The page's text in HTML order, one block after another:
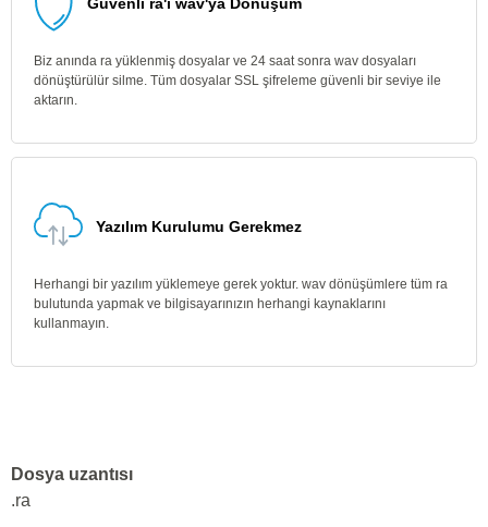
Biz anında ra yüklenmiş dosyalar ve 24 saat sonra wav dosyaları
dönüştürülür silme. Tüm dosyalar SSL şifreleme güvenli bir seviye ile
aktarın.
Yazılım Kurulumu Gerekmez
Herhangi bir yazılım yüklemeye gerek yoktur. wav dönüşümlere tüm ra
bulutunda yapmak ve bilgisayarınızın herhangi kaynaklarını
kullanmayın.
Dosya uzantısı
.ra